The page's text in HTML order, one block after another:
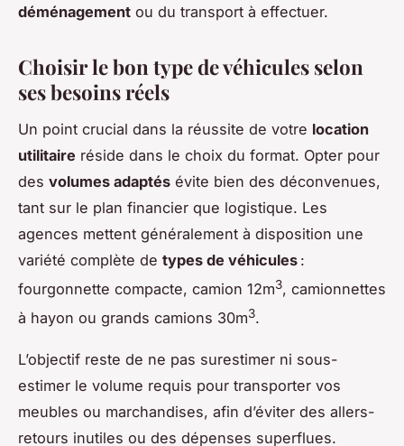
déménagement ou du transport à effectuer.
Choisir le bon type de véhicules selon
ses besoins réels
Un point crucial dans la réussite de votre location
utilitaire réside dans le choix du format. Opter pour
des volumes adaptés évite bien des déconvenues,
tant sur le plan financier que logistique. Les
agences mettent généralement à disposition une
variété complète de types de véhicules :
fourgonnette compacte, camion 12m3, camionnettes
à hayon ou grands camions 30m3.
L’objectif reste de ne pas surestimer ni sous-
estimer le volume requis pour transporter vos
meubles ou marchandises, afin d’éviter des allers-
retours inutiles ou des dépenses superflues.